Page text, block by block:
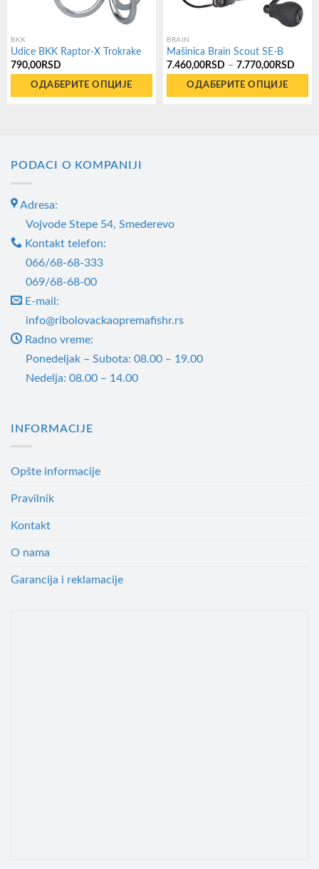
BKK
Udice BKK Raptor-X Trokrake
790,00 RSD
ОДАБЕРИТЕ ОПЦИЈЕ
могу
бити
изабране
страници
производа.
BRAIN
Mašinica Brain Scout SE-B
7.460,00 RSD – 7.770,00 RSD
цена:
ОДАБЕРИТЕ ОПЦИЈЕ
бити
PODACI O KOMPANIJI
Adresa:
Vojvode Stepe 54, Smederevo
Kontakt telefon:
066/68-68-333
069/68-68-00
E-mail:
info@ribolovackaopremafishr.rs
Radno vreme:
Ponedeljak – Subota: 08.00 – 19.00
Nedelja: 08.00 – 14.00
INFORMACIJE
Opšte informacije
Pravilnik
Kontakt
O nama
Garancija i reklamacije